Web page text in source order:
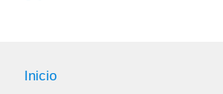
Inicio